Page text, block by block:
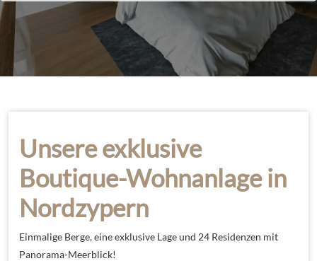
Unsere exklusive
Boutique-Wohnanlage in
Nordzypern
Einmalige Berge, eine exklusive Lage und 24 Residenzen mit
Panorama-Meerblick!